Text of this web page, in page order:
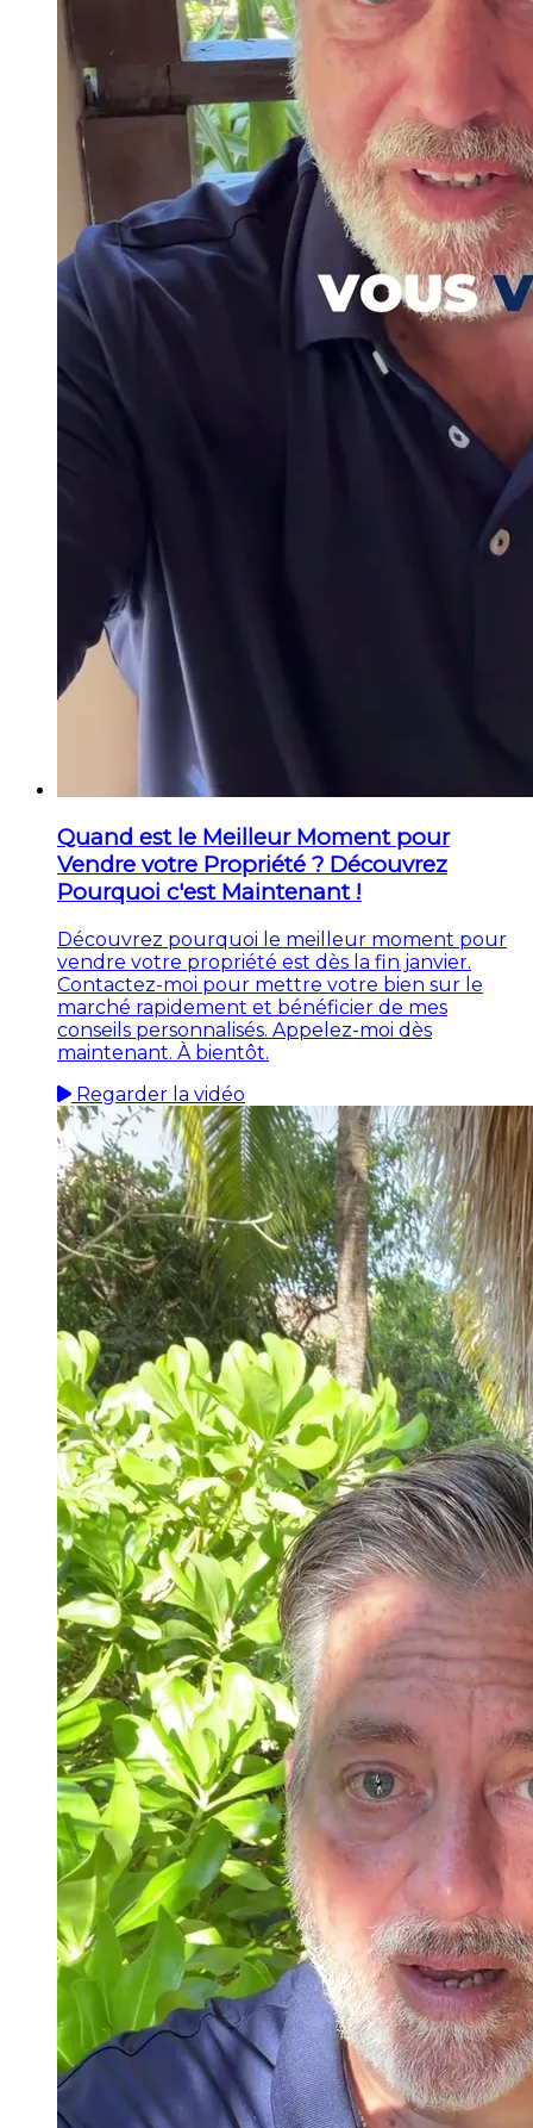
Quand est le Meilleur Moment pour
Vendre votre Propriété ? Découvrez
Pourquoi c'est Maintenant !
Découvrez pourquoi le meilleur moment pour
vendre votre propriété est dès la fin janvier.
Contactez-moi pour mettre votre bien sur le
marché rapidement et bénéficier de mes
conseils personnalisés. Appelez-moi dès
maintenant. À bientôt.
Regarder la vidéo